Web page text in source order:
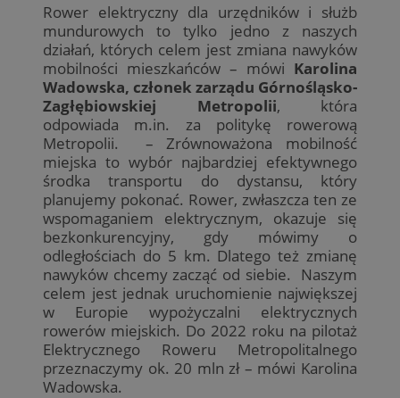
Rower elektryczny dla urzędników i służb
mundurowych to tylko jedno z naszych
działań, których celem jest zmiana nawyków
mobilności mieszkańców – mówi Karolina
Wadowska, członek zarządu Górnośląsko-
Zagłębiowskiej Metropolii, która
odpowiada m.in. za politykę rowerową
Metropolii. – Zrównoważona mobilność
miejska to wybór najbardziej efektywnego
środka transportu do dystansu, który
planujemy pokonać. Rower, zwłaszcza ten ze
wspomaganiem elektrycznym, okazuje się
bezkonkurencyjny, gdy mówimy o
odległościach do 5 km. Dlatego też zmianę
nawyków chcemy zacząć od siebie. Naszym
celem jest jednak uruchomienie największej
w Europie wypożyczalni elektrycznych
rowerów miejskich. Do 2022 roku na pilotaż
Elektrycznego Roweru Metropolitalnego
przeznaczymy ok. 20 mln zł – mówi Karolina
Wadowska.